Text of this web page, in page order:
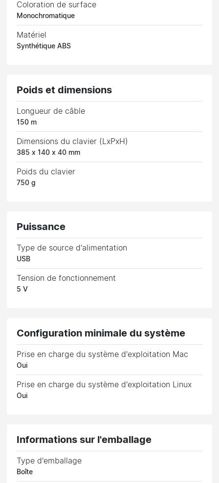
Coloration de surface
Monochromatique
Matériel
Synthétique ABS
Poids et dimensions
Longueur de câble
150 m
Dimensions du clavier (LxPxH)
385 x 140 x 40 mm
Poids du clavier
750 g
Puissance
Type de source d'alimentation
USB
Tension de fonctionnement
5 V
Configuration minimale du système
Prise en charge du système d'exploitation Mac
Oui
Prise en charge du système d'exploitation Linux
Oui
Informations sur l'emballage
Type d'emballage
Boîte